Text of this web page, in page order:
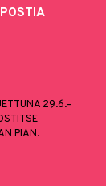
29.6.–
PIAN.